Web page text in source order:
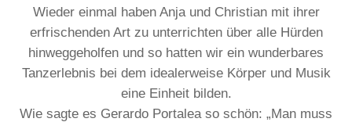
Wieder einmal haben Anja und Christian mit ihrer
erfrischenden Art zu unterrichten über alle Hürden
hinweggeholfen und so hatten wir ein wunderbares
Tanzerlebnis bei dem idealerweise Körper und Musik
eine Einheit bilden.
Wie sagte es Gerardo Portalea so schön: „Man muss